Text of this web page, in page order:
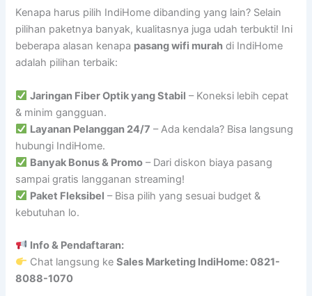
Kenapa harus pilih IndiHome dibanding yang lain? Selain
pilihan paketnya banyak, kualitasnya juga udah terbukti! Ini
beberapa alasan kenapa pasang wifi murah di IndiHome
adalah pilihan terbaik:
Jaringan Fiber Optik yang Stabil – Koneksi lebih cepat
& minim gangguan.
Layanan Pelanggan 24/7 – Ada kendala? Bisa langsung
hubungi IndiHome.
Banyak Bonus & Promo – Dari diskon biaya pasang
sampai gratis langganan streaming!
Paket Fleksibel – Bisa pilih yang sesuai budget &
kebutuhan lo.
Info & Pendaftaran:
Chat langsung keSales Marketing IndiHome: 0821-
8088-1070